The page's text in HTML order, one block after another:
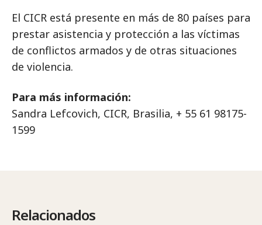
El CICR está presente en más de 80 países para
prestar asistencia y protección a las víctimas
de conflictos armados y de otras situaciones
de violencia.
Para más información:
Sandra Lefcovich, CICR, Brasilia, + 55 61 98175-
1599
Relacionados